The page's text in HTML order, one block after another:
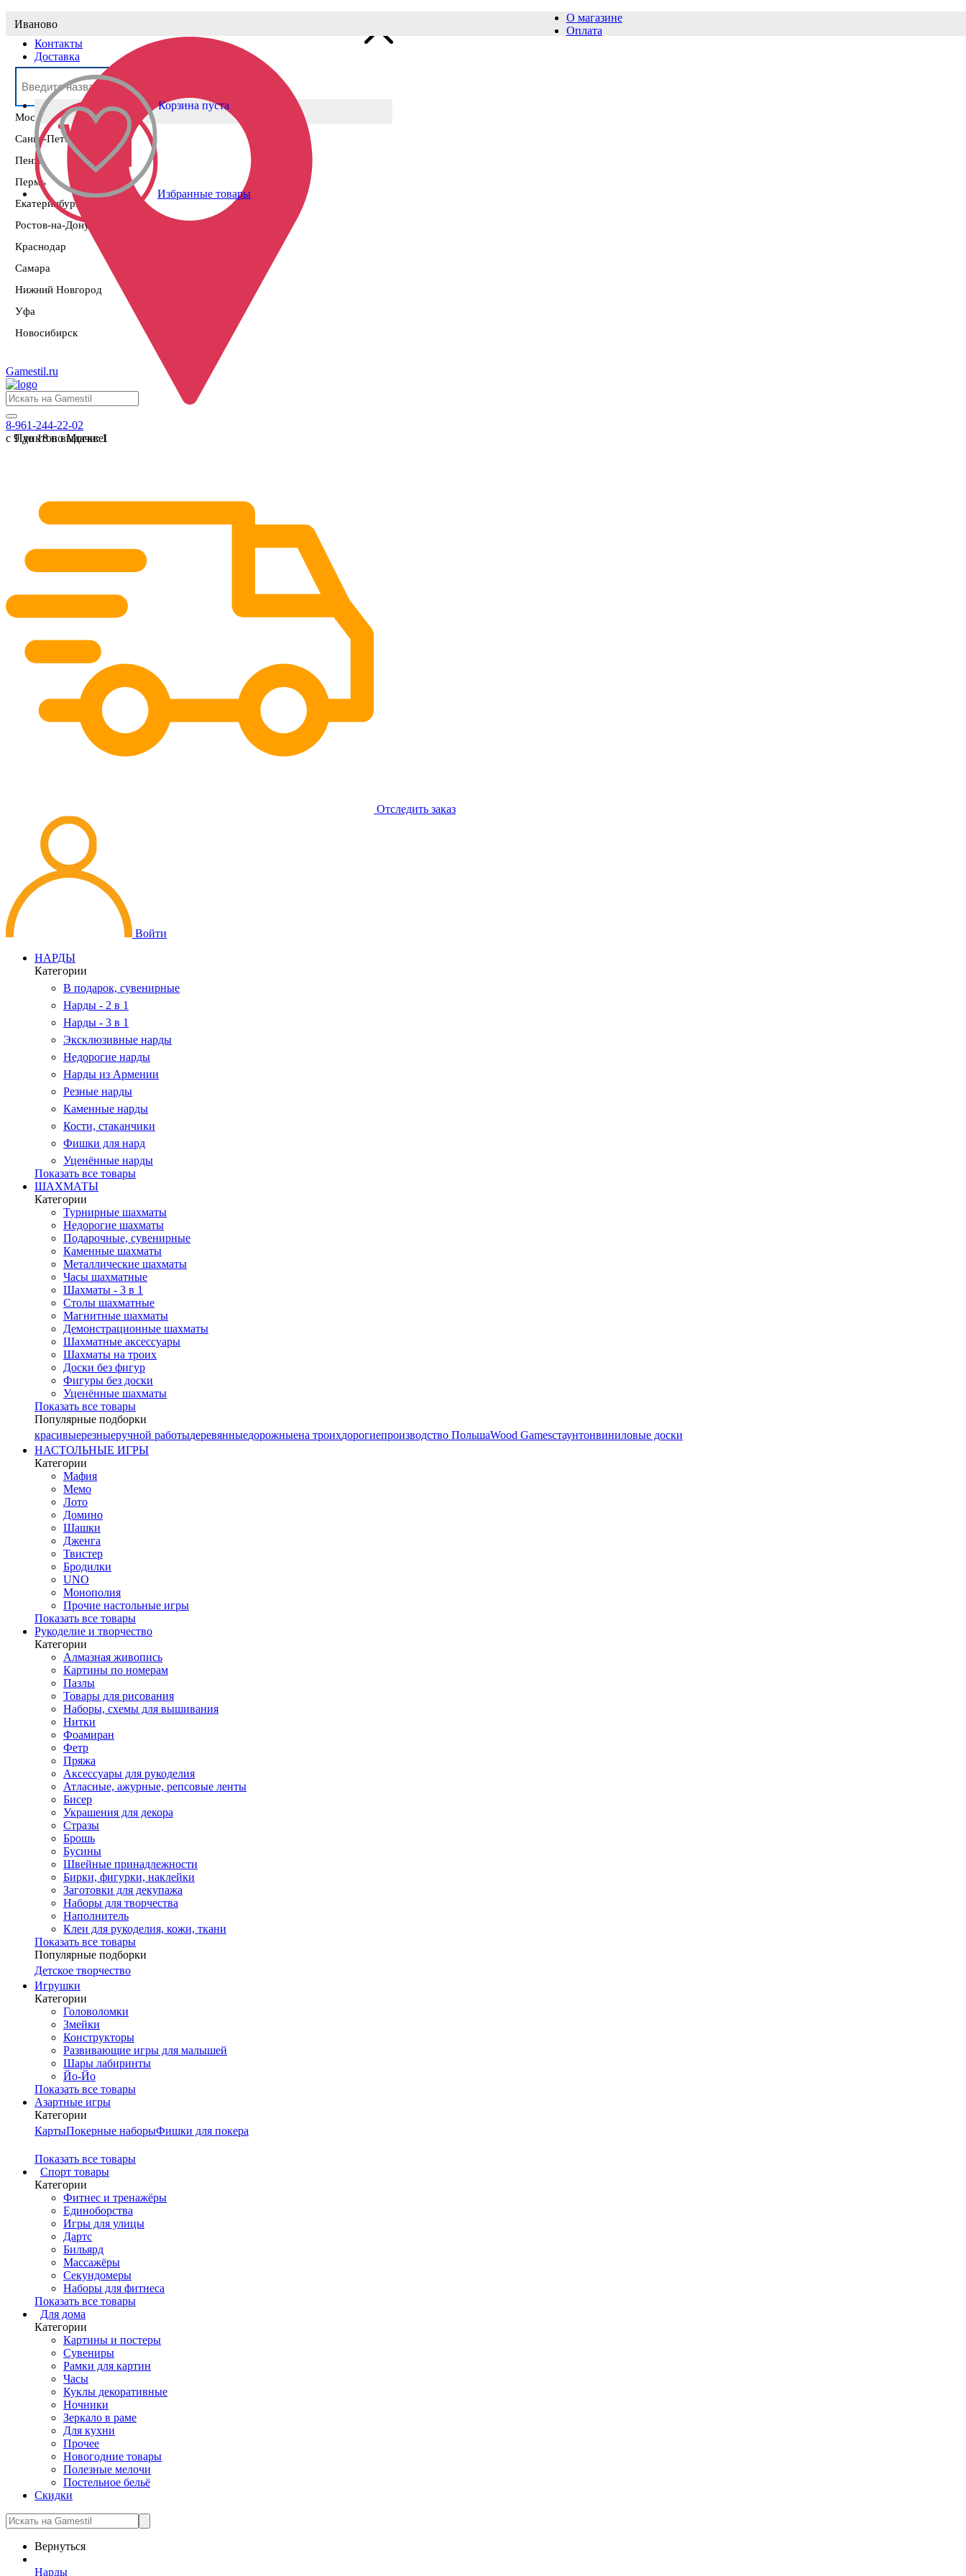
Выберите населённый пункт
Москва
Санкт-Петербург
Пенза
Пермь
Екатеринбург
Ростов-на-Дону
Краснодар
Самара
Нижний Новгород
Уфа
Новосибирск
Иваново
Пунктов выдачи:1
О магазине
Оплата
Контакты
Доставка
Избранные товары
Корзина пуста
Gamestil.ru
8-961-244-22-02
с 9 до 18 по Москве
Отследить заказ
Войти
НАРДЫ
Категории
В подарок, сувенирные
Нарды - 2 в 1
Нарды - 3 в 1
Эксклюзивные нарды
Недорогие нарды
Нарды из Армении
Резные нарды
Каменные нарды
Кости, стаканчики
Фишки для нард
Уценённые нарды
Показать все товары
ШАХМАТЫ
Категории
Турнирные шахматы
Недорогие шахматы
Подарочные, сувенирные
Каменные шахматы
Металлические шахматы
Часы шахматные
Шахматы - 3 в 1
Столы шахматные
Магнитные шахматы
Демонстрационные шахматы
Шахматные аксессуары
Шахматы на троих
Доски без фигур
Фигуры без доски
Уценённые шахматы
Показать все товары
Популярные подборки
красивыерезныеручной работыдеревянныедорожныена троихдорогиепроизводство ПольшаWood Gamesстаунтонвиниловые доски
НАСТОЛЬНЫЕ ИГРЫ
Категории
Мафия
Мемо
Лото
Домино
Шашки
Дженга
Твистер
Бродилки
UNO
Монополия
Прочие настольные игры
Показать все товары
Рукоделие и творчество
Категории
Алмазная живопись
Картины по номерам
Пазлы
Товары для рисования
Наборы, схемы для вышивания
Нитки
Фоамиран
Фетр
Пряжа
Аксессуары для рукоделия
Атласные, ажурные, репсовые ленты
Бисер
Украшения для декора
Стразы
Брошь
Бусины
Швейные принадлежности
Бирки, фигурки, наклейки
Заготовки для декупажа
Наборы для творчества
Наполнитель
Клеи для рукоделия, кожи, ткани
Показать все товары
Популярные подборки
Детское творчество
Игрушки
Категории
Головоломки
Змейки
Конструкторы
Развивающие игры для малышей
Шары лабиринты
Йо-Йо
Показать все товары
Азартные игры
Категории
КартыПокерные наборыФишки для покера
Показать все товары
Cпорт товары
Категории
Фитнес и тренажёры
Единоборства
Игры для улицы
Дартс
Бильярд
Массажёры
Секундомеры
Наборы для фитнеса
Показать все товары
Для дома
Категории
Картины и постеры
Сувениры
Рамки для картин
Часы
Куклы декоративные
Ночники
Зеркало в раме
Для кухни
Прочее
Новогодние товары
Полезные мелочи
Постельное бельё
Скидки
Вернуться
Нарды